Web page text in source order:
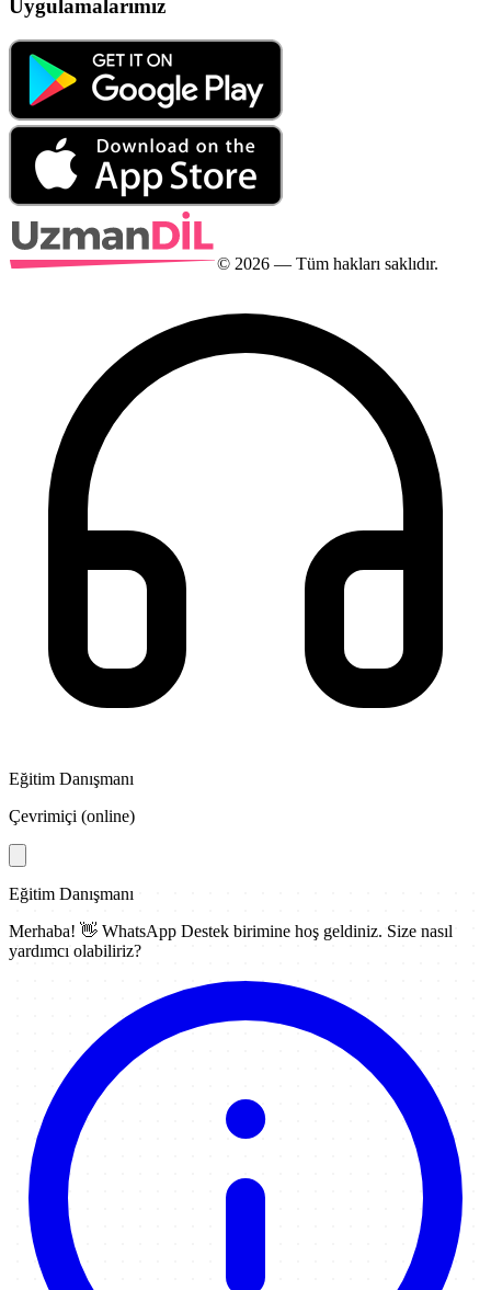
Uygulamalarımız
© 2026 — Tüm hakları saklıdır.
Eğitim Danışmanı
Çevrimiçi (online)
Eğitim Danışmanı
Merhaba! 👋 WhatsApp Destek birimine hoş geldiniz. Size nasıl
yardımcı olabiliriz?